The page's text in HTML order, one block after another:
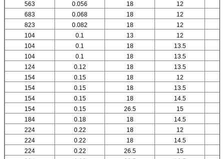
563
0.056 18
12
683
0.068 18
12
823
0.082 18
12
104
0.1 13
12
104
0.1 18
13.5
104
0.1 18
13.5
124
0.12 18
13.5
154
0.15 18
12
154
0.15 18
13.5
154
0.15 18
14.5
154
0.15 26.5
15
184
0.18 18
14.5
224
0.22 18
12
224
0.22 18
14.5
224
0.22 26.5
15